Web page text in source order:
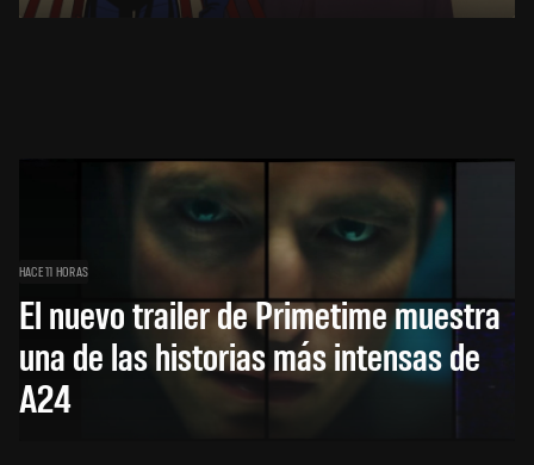
HACE 11 HORAS
El nuevo trailer de Primetime muestra
una de las historias más intensas de
A24